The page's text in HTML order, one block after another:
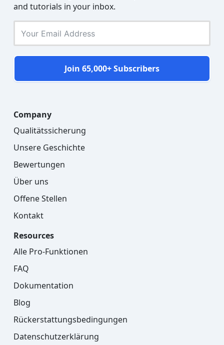
and tutorials in your inbox.
Join 65,000+ Subscribers
Company
Qualitätssicherung
Unsere Geschichte
Bewertungen
Über uns
Offene Stellen
Kontakt
Resources
Alle Pro-Funktionen
FAQ
Dokumentation
Blog
Rückerstattungsbedingungen
Datenschutzerklärung